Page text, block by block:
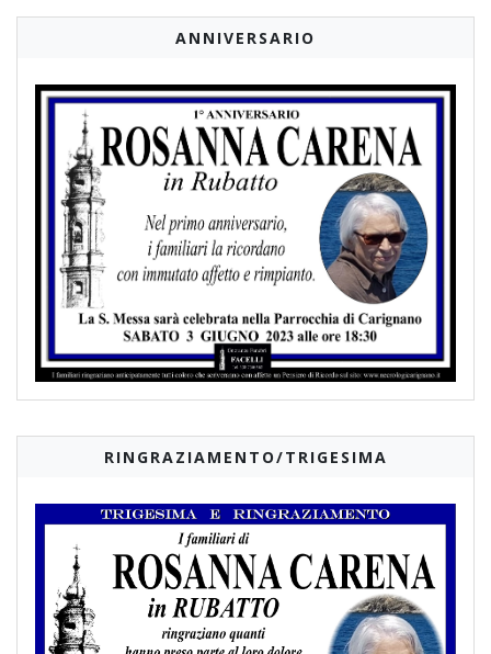
ANNIVERSARIO
RINGRAZIAMENTO/TRIGESIMA